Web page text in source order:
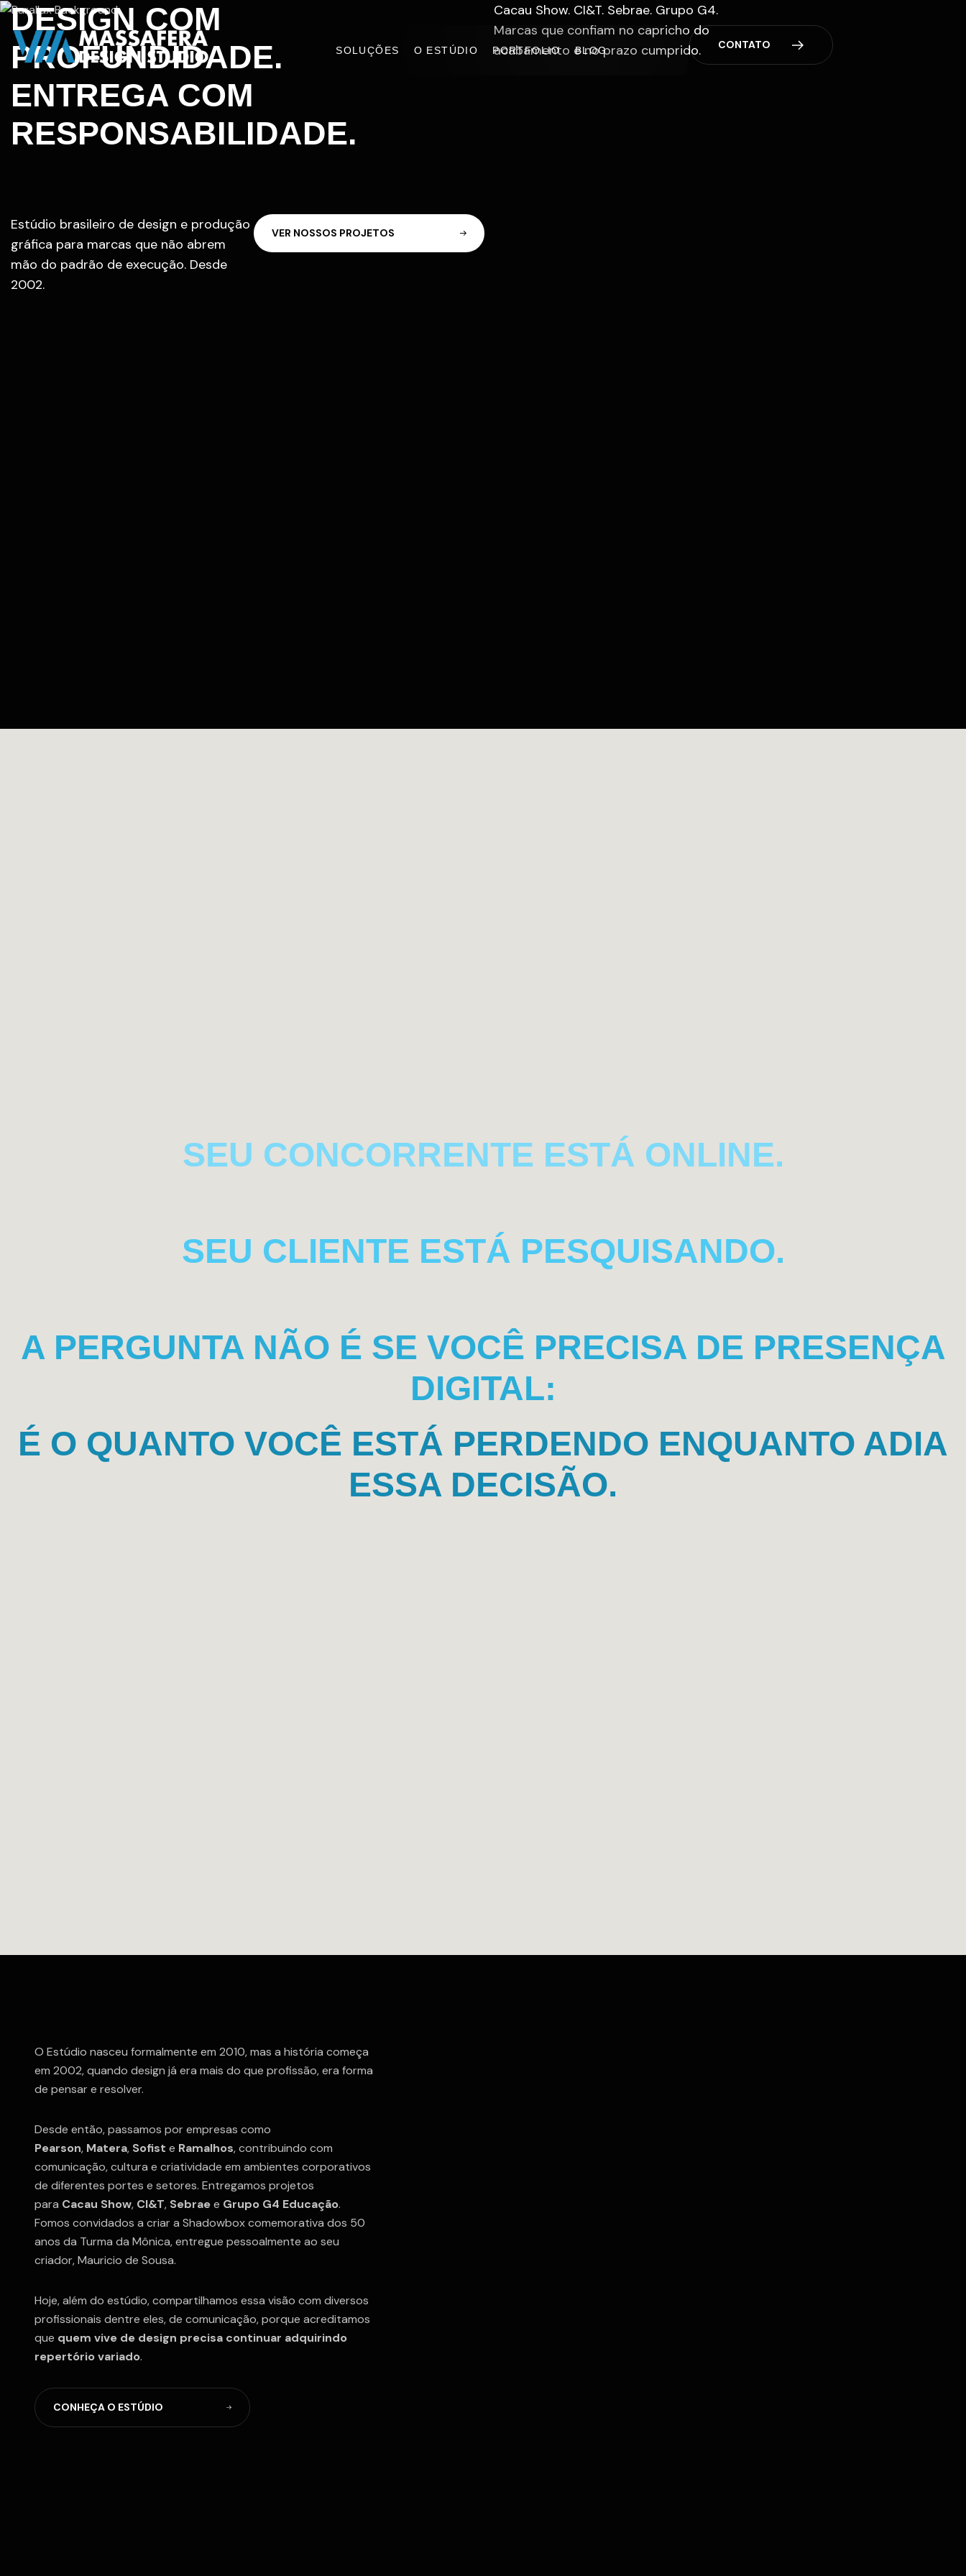
SOLUÇÕES O ESTÚDIO PORTFOLIO BLOG CONTATO
DESIGN COM
PROFUNDIDADE.
ENTREGA COM
RESPONSABILIDADE.
Estúdio brasileiro de design e produção
gráfica para marcas que não abrem
mão do padrão de execução. Desde
2002.
VER NOSSOS PROJETOS
Cacau Show. CI&T. Sebrae. Grupo G4.
Marcas que confiam no capricho do
acabamento e no prazo cumprido.
SEU CONCORRENTE ESTÁ ONLINE.
SEU CLIENTE ESTÁ PESQUISANDO.
A PERGUNTA NÃO É SE VOCÊ PRECISA DE PRESENÇA
DIGITAL:
É O QUANTO VOCÊ ESTÁ PERDENDO ENQUANTO ADIA
ESSA DECISÃO.
O Estúdio nasceu formalmente em 2010, mas a história começa
em 2002, quando design já era mais do que profissão, era forma
de pensar e resolver.
Desde então, passamos por empresas como
Pearson, Matera, Sofist e Ramalhos, contribuindo com
comunicação, cultura e criatividade em ambientes corporativos
de diferentes portes e setores. Entregamos projetos
para Cacau Show, CI&T, Sebraee Grupo G4 Educação.
Fomos convidados a criar a Shadowbox comemorativa dos 50
anos da Turma da Mônica, entregue pessoalmente ao seu
criador, Mauricio de Sousa.
Hoje, além do estúdio, compartilhamos essa visão com diversos
profissionais dentre eles, de comunicação, porque acreditamos
que quem vive de design precisa continuar adquirindo
repertório variado.
CONHEÇA O ESTÚDIO